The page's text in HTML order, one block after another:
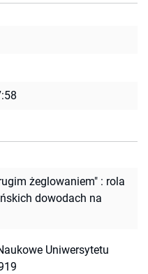
żeglowaniem" : rola
dowodach na
Uniwersytetu